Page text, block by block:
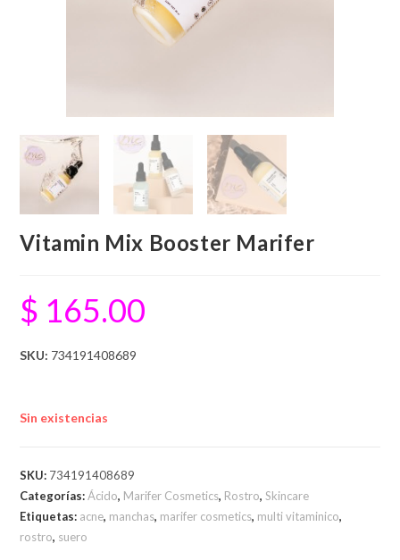
Vitamin Mix Booster Marifer
$ 165.00
SKU: 734191408689
Sin existencias
SKU: 734191408689
Categorías:Ácido, Marifer Cosmetics, Rostro,Skincare
Etiquetas: acne, manchas, marifer cosmetics, multi vitaminico,
rostro, suero